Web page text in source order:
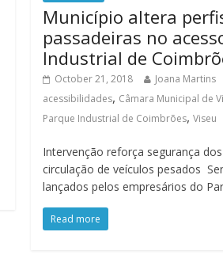
Município altera
passadeiras no
Industrial de
October 21, 2018 Joana Martins
acessibilidades, Câmara Municipal de
Parque Industrial de Coimbrões,Viseu
Intervenção reforça segurança
circulação de veículos pesados
lançados pelos empresários do
Read more